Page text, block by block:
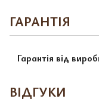
ГАРАНТІЯ
Гарантія від
ВІДГУКИ